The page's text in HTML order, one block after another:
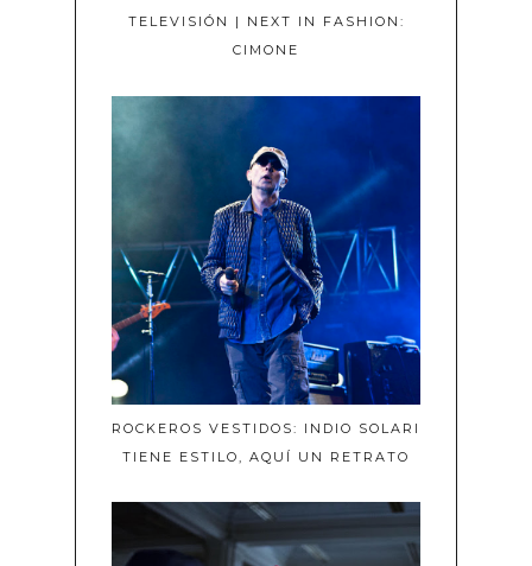
TELEVISIÓN | NEXT IN FASHION:
CIMONE
ROCKEROS VESTIDOS: INDIO SOLARI
TIENE ESTILO, AQUÍ UN RETRATO